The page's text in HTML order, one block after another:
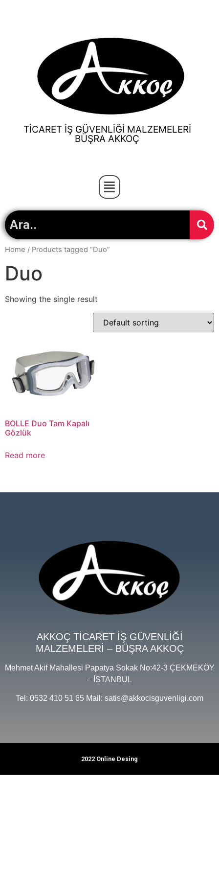
TİCARET İŞ GÜVENLİĞİ MALZEMELERİ
BÜŞRA AKKOÇ
Home / Products tagged “Duo”
Duo
Showing the single result
BOLLE Duo Tam Kapalı
Gözlük
Read more
AKKOÇ TİCARET İŞ GÜVENLİĞİ
MALZEMELERİ – BÜŞRA AKKOÇ
Mehmet Akif Mahallesi Papatya Sokak No:42-3 ÇEKMEKÖY
– İSTANBUL
Tel: 0532 410 51 65 Mail: satis@akkocisguvenligi.com
2022 Online Desing